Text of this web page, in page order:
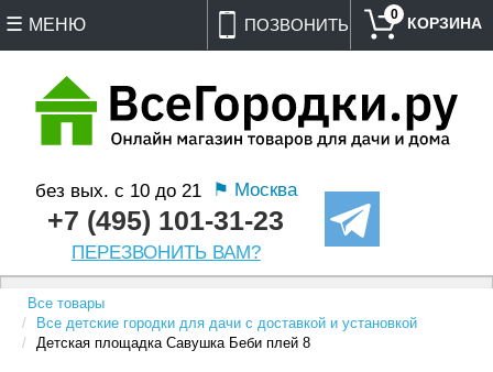
ПОЗВОНИТЬ
без вых. с 10 до 21 ⚑ Москва
+7 (495) 101-31-23
ПЕРЕЗВОНИТЬ ВАМ?
0
МЕНЮ
Все товары
Все детские городки для дачи с доставкой и установкой
Детская площадка Савушка Беби плей 8